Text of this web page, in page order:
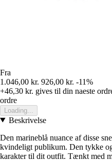
Fra
1.046,00 kr. 926,00 kr. -11%
+46,30 kr. gives til din naeste
ordre
Loading...
Beskrivelse
Den marineblå nuance af disse
kvindeligt publikum. Den tykke
karakter til dit outfit. Tænkt med